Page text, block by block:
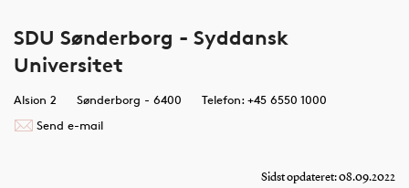
SDU Sønderborg - Syddansk
Universitet
Alsion 2 Sønderborg - 6400
Telefon: +45 6550 1000
Send e-mail
Sidst opdateret: 08.09.2022